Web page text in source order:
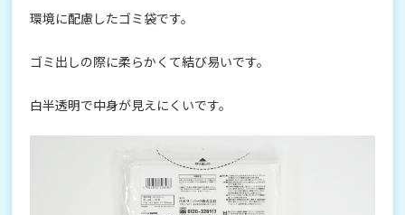
環境に配慮したゴミ袋です。
ゴミ出しの際に柔らかくて結び易いです。
白半透明で中身が見えにくいです。